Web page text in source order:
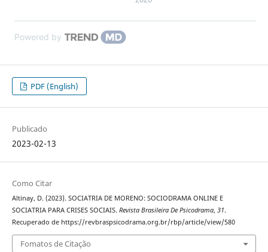
Powered by
PDF (English)
Publicado
2023-02-13
Como Citar
Altinay, D. (2023). SOCIATRIA DE MORENO: SOCIODRAMA ONLINE E
SOCIATRIA PARA CRISES SOCIAIS. Revista Brasileira De Psicodrama, 31.
Recuperado de https://revbraspsicodrama.org.br/rbp/article/view/580
Fomatos de Citação